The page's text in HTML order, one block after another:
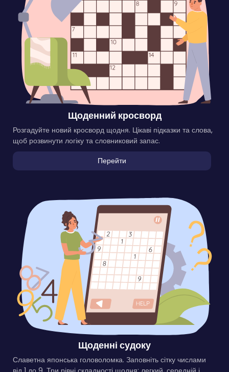
Щоденний кросворд
Розгадуйте новий кросворд щодня. Цікаві підказки та слова,
щоб розвинути логіку та словниковий запас.
Перейти
Щоденні судоку
Славетна японська головоломка. Заповніть сітку числами